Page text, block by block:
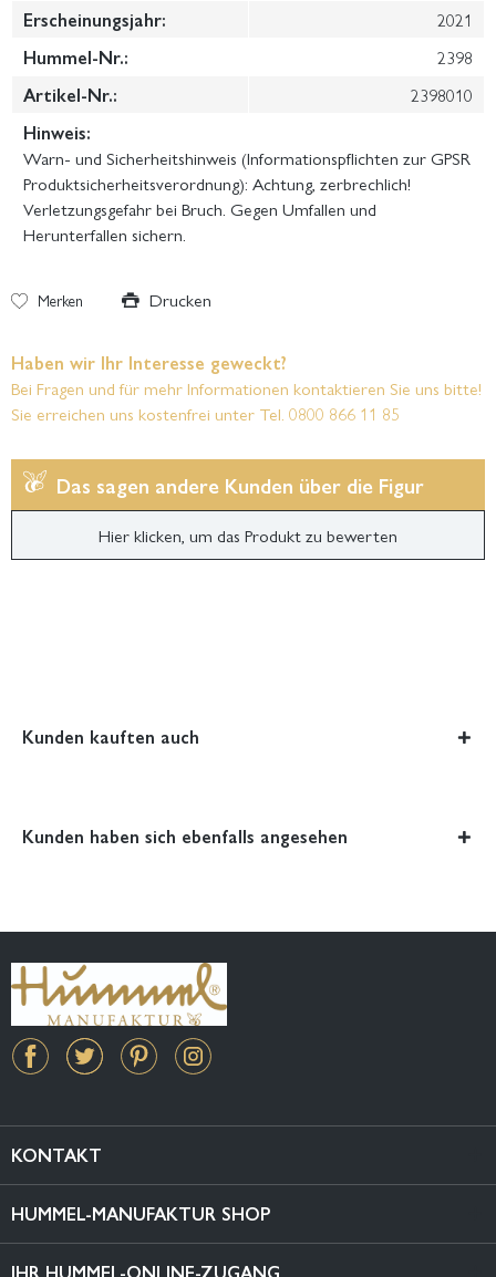
Erscheinungsjahr:
2021
Hummel-Nr.:
2398
Artikel-Nr.:
2398010
Hinweis:
Warn- und Sicherheitshinweis (Informationspflichten zur GPSR
Produktsicherheitsverordnung): Achtung, zerbrechlich!
Verletzungsgefahr bei Bruch. Gegen Umfallen und
Herunterfallen sichern.
Merken Drucken
Haben wir Ihr Interesse geweckt?
Bei Fragen und für mehr Informationen kontaktieren Sie uns bitte!
Sie erreichen uns kostenfrei unter Tel. 0800 866 11 85
Das sagen andere Kunden über die Figur
Hier klicken, um das Produkt zu bewerten
Kunden kauften auch
Kunden haben sich ebenfalls angesehen
KONTAKT
HUMMEL-MANUFAKTUR SHOP